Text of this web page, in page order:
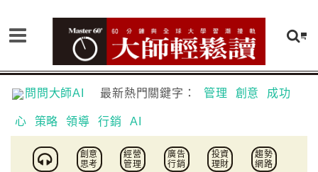
問問大師AI 最新熱門關鍵字： 管理 創意 成功
心 策略 領導 行銷 AI
創意
思考
經營
管理
廣告
行銷
投資
理財
趨勢
網路